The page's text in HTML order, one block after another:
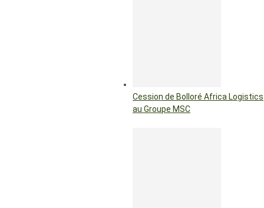
Cession de Bolloré Africa Logistics
au Groupe MSC